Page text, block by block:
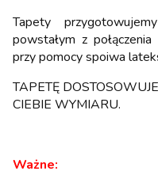
Tapety
powstałym z
przy pomocy spoiwa
TAPETĘ
CIEBIE WYMIARU.
Ważne: